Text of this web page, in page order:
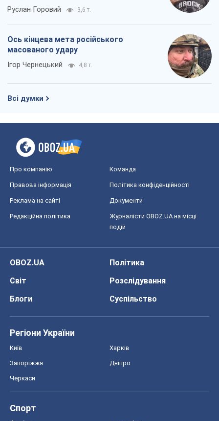
Руслан Горовий 3,6 т.
Ось кінцева мета російського
масованого удару
Ігор Чернецький 4,8 т.
Всі думки
Про компанію Команда
Правова інформація Політика конфіденційності
Реклама на сайті Документи
Редакційна політика
Журналісти OBOZ.UA на місці
подій
OBOZ.UA
Політика
Світ
Розслідування
Блоги
Суспільство
Регіони України
Київ Харків
Запоріжжя Дніпро
Черкаси
Спорт